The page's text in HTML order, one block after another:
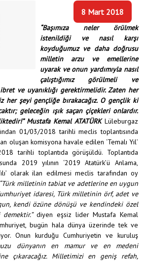
8 Mart 2018
“Başımıza neler örülmek
istenildiği ve nasıl karşı
koyduğumuz ve daha doğrusu
milletin arzu ve emellerine
uyarak ve onun yardımıyla nasıl
çalıştığımız görülmeli ve
ve uyanıklığı gerektirmelidir. Zaten her
her şeyi gençliğe bırakacağız. O gençlik ki
geleceğin ışık saçan çiçekleri onlardır.
Mustafa Kemal ATATÜRKLüleburgaz
01/03/2018 tarihli meclis toplantısında
oluşan komisyona havale edilen ‘Temalı Yıl’
tarihli toplantıda görüşüldü. Toplantıda
2019 yılının ‘2019 Atatürk’ü Anlama,
olarak ilan edilmesi meclis tarafından oy
“Türk milletinin tabiat ve adetlerine en uygun
idaresi, Türk milletinin örf, adet ve
kendi özüne dönüşü ve kendindeki özel
diyen eşsiz lider Mustafa Kemal
bugün hala dünya üzerinde tek ve
Onun kurduğu Cumhuriyetin ve kuruluş
dünyanın en mamur ve en medeni
çıkaracağız. Milletimizi en geniş refah,